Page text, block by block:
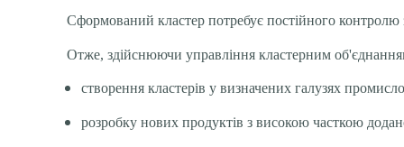
Сформований кластер потребує постійного
Отже, здійснюючи управління кластерним
створення кластерів у визначених галузях
розробку нових продуктів з високою часткою